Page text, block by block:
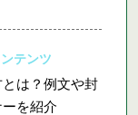
テンツ
は？例文や封
を紹介